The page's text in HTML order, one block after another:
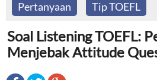
Pertanyaan
Tip TOEFL
Soal Listening TOEFL:
Menjebak Attitude